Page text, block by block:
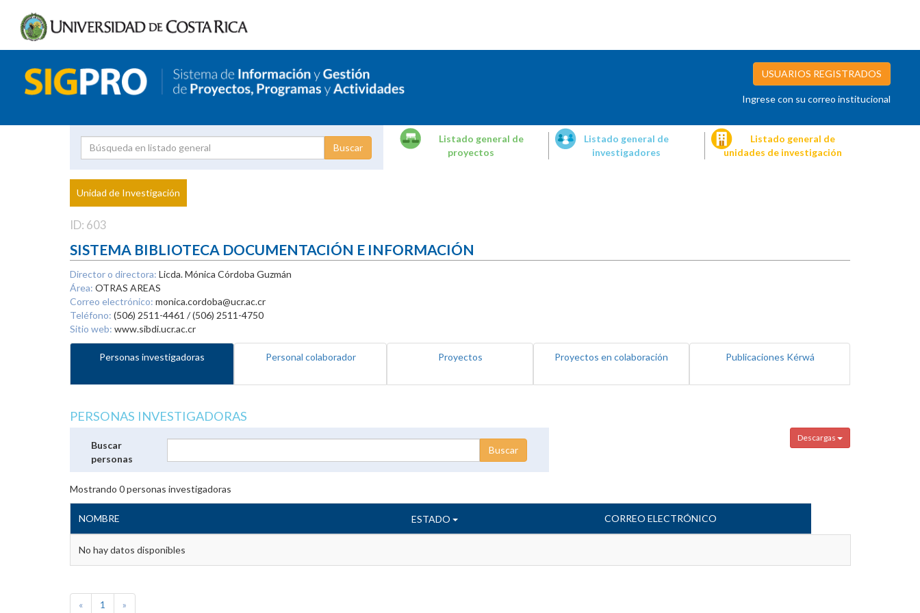
USUARIOS REGISTRADOS
Ingrese con su correo institucional
Proyecto
Investigador
Listado general de
proyectos
Listado general de
investigadores
Listado general de
unidades de investigación
Unidad de Investigación
ID: 603
SISTEMA BIBLIOTECA DOCUMENTACIÓN E INFORMACIÓN
Director o directora: Licda. Mónica Córdoba Guzmán
Área: OTRAS AREAS
Correo electrónico: monica.cordoba@ucr.ac.cr
Teléfono: (506) 2511-4461 / (506) 2511-4750
Sitio web: www.sibdi.ucr.ac.cr
Personas investigadoras Personal colaborador Proyectos Proyectos en colaboración Publicaciones Kérwá
PERSONAS INVESTIGADORAS
Descargas
Buscar
personas
Mostrando 0personas investigadoras
NOMBRE ESTADO CORREO ELECTRÓNICO
No hay datos disponibles
« 1 »